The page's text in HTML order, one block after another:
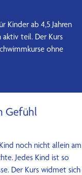
Kinder ab 4,5 Jahren
aktiv teil. Der Kurs
ohne
Gefühl
noch nicht allein am
Jedes Kind ist so
Der Kurs widmet sich